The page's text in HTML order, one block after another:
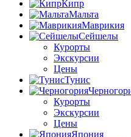
Кипр
Мальта
Маврикия
Сейшелы
Курорты
Экскурсии
Цены
Тунис
Курорты
Экскурсии
Цены
Япония